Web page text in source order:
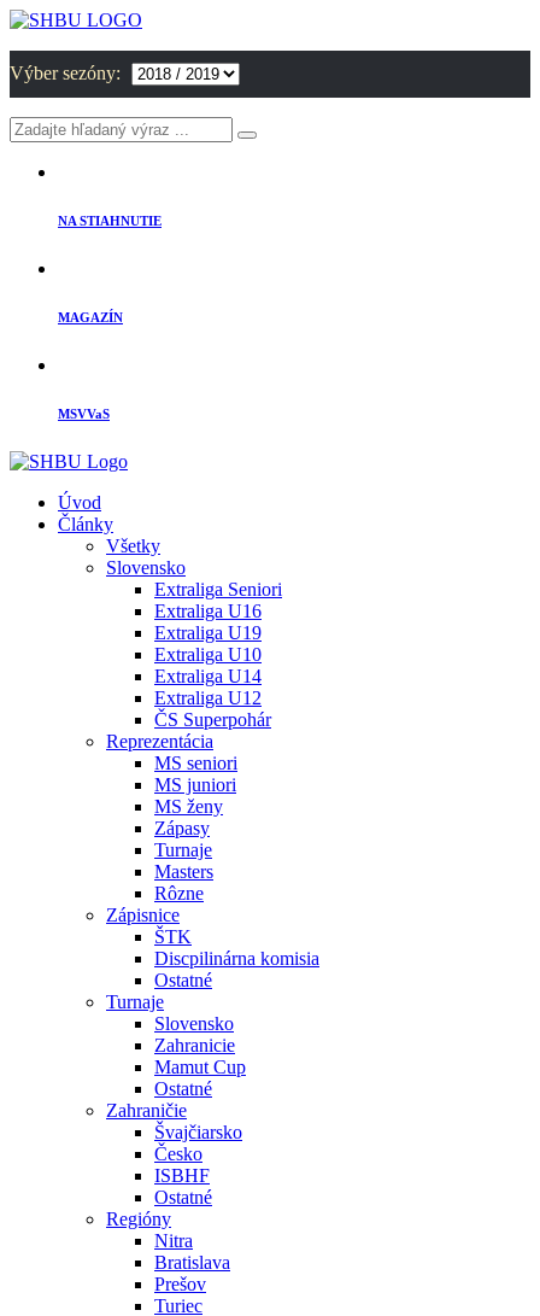
Výber sezóny:
NA STIAHNUTIE
MAGAZÍN
MSVVaS
Úvod
Články
Všetky
Slovensko
Extraliga Seniori
Extraliga U16
Extraliga U19
Extraliga U10
Extraliga U14
Extraliga U12
ČS Superpohár
Reprezentácia
MS seniori
MS juniori
MS ženy
Zápasy
Turnaje
Masters
Rôzne
Zápisnice
ŠTK
Discpilinárna komisia
Ostatné
Turnaje
Slovensko
Zahranicie
Mamut Cup
Ostatné
Zahraničie
Švajčiarsko
Česko
ISBHF
Ostatné
Regióny
Nitra
Bratislava
Prešov
Turiec